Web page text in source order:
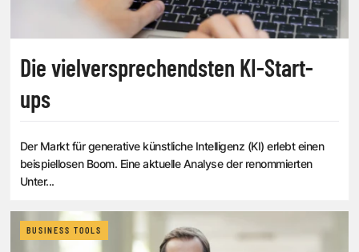
Die vielversprechendsten KI-Start-
ups
Der Markt für generative künstliche Intelligenz (KI) erlebt einen
beispiellosen Boom. Eine aktuelle Analyse der renommierten
Unter...
BUSINESS TOOLS